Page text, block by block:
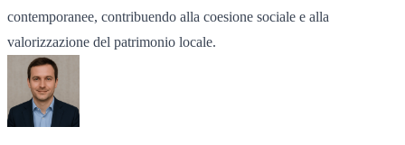
contemporanee, contribuendo alla coesione sociale e alla
valorizzazione del patrimonio locale.